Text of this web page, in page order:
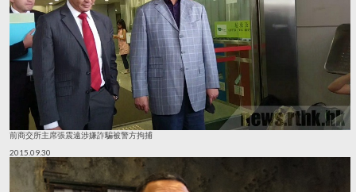
前商交所主席張震遠涉嫌詐騙被警方拘捕
2015.09.30